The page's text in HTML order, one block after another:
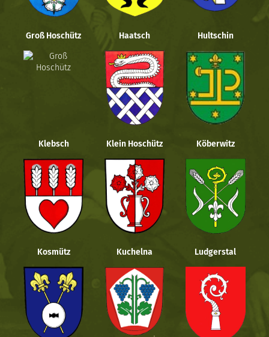
Groß Hoschütz Haatsch Hultschin
Klebsch Klein Hoschütz Köberwitz
Kosmütz Kuchelna Ludgerstal